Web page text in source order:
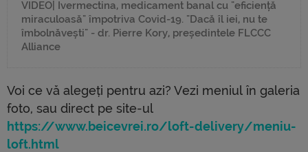
VIDEO| Ivermectina, medicament banal cu "eficiență
miraculoasă" împotriva Covid-19. "Dacă îl iei, nu te
îmbolnăvești" - dr. Pierre Kory, președintele FLCCC
Alliance
Voi ce vă alegeți pentru azi? Vezi meniul în galeria
foto, sau direct pe site-ul
https://www.beicevrei.ro/loft-delivery/meniu-
loft.html